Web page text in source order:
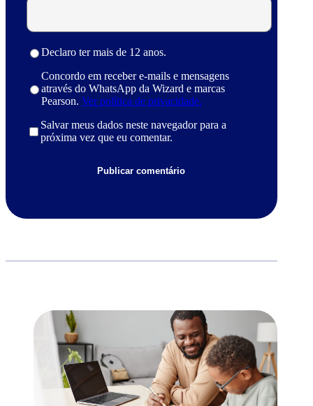
Declaro ter mais de 12 anos.
Concordo em receber e-mails e mensagens
através do WhatsApp da Wizard e marcas
Pearson. Ver política de privacidade.
Salvar meus dados neste navegador para a
próxima vez que eu comentar.